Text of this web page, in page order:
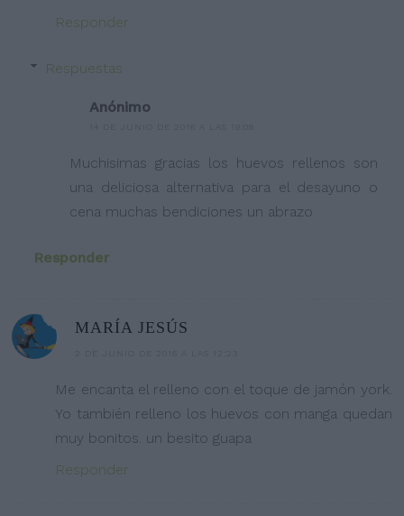
Responder
Respuestas
Anónimo
Muchisimas gracias los huevos rellenos son
una deliciosa alternativa para el desayuno o
cena muchas bendiciones un abrazo
Responder
MARÍA JESÚS
Me encanta el relleno con el toque de jamón york.
Yo también relleno los huevos con manga quedan
muy bonitos. un besito guapa
Responder